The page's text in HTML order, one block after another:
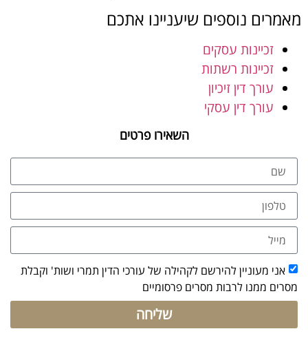
מאמרים נוספים שיעניינו אתכם
זכיינות עסקים
זכיינות רשתות
עורך דין זיכיון
עורך דין עסקי
השאירו פרטים
אני מעוניין להירשם לקהילה של עורכי הדין תמרי ושות' וקבלת
מסרים ממנו לרבות מסרים פרסומיים
שליחה